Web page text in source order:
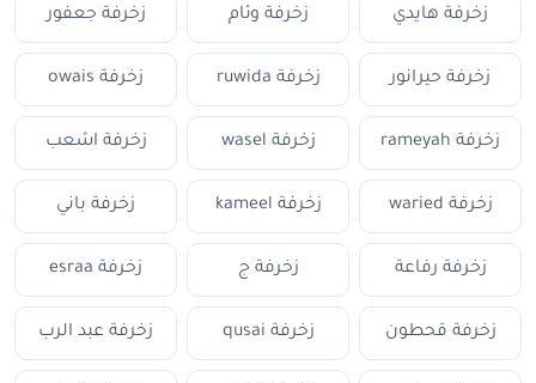
زخرفة هايدي زخرفة وئام زخرفة جعفور
زخرفة حيرانور زخرفة ruwida زخرفة owais
زخرفة rameyah زخرفة wasel زخرفة اشعب
زخرفة waried زخرفة kameel زخرفة باني
زخرفة رفاعة زخرفة ج زخرفة esraa
زخرفة قحطون زخرفة qusai زخرفة عبد الرب